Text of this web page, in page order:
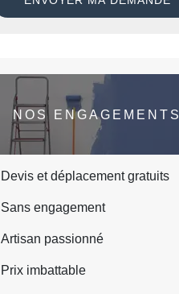
NOS ENGAGEMENTS
Devis et déplacement gratuits
Sans engagement
Artisan passionné
Prix imbattable